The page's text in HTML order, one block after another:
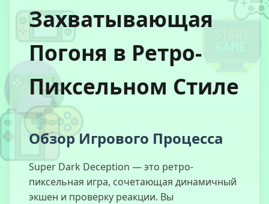
Замужем в
Лифтовые
Неприятности
Захватывающая
Погоня в Ретро-
Пиксельном Стиле
Обзор Игрового Процесса
Super Dark Deception — это ретро-
пиксельная игра, сочетающая динамичный
экшен и проверку реакции. Вы